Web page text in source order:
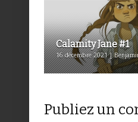
Calamity Jane #1
16 décembre 2021 |
Publiez un